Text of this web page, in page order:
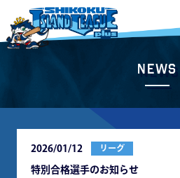
News
2026/01/12 リーグ
特別合格選⼿のお知らせ